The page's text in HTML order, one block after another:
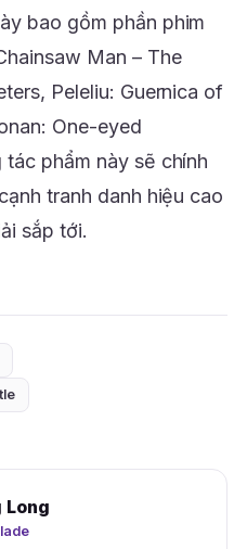
bao gồm phần phim
Man – The
Peleliu: Guernica of
One-eyed
phẩm này sẽ chính
tranh danh hiệu cao
sắp tới.
Long